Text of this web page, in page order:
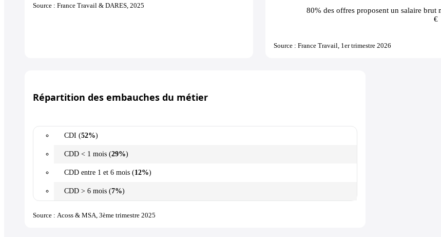
Source : France Travail & DARES, 2025
80% des offres proposent un salaire brut
€
Source : France Travail, 1er trimestre 2026
Répartition des embauches du métier
CDI (52%)
CDD < 1 mois (29%)
CDD entre 1 et 6 mois (12%)
CDD > 6 mois (7%)
Source : Acoss & MSA, 3ème trimestre 2025